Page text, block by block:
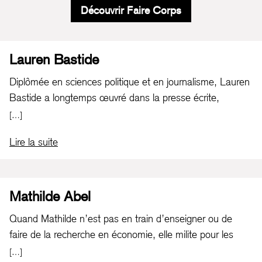
Découvrir Faire Corps
Lauren Bastide
Diplômée en sciences politique et en journalisme, Lauren
Bastide a longtemps œuvré dans la presse écrite,
notamment au magazine ELLE, pendant dix ans, en tant
La Poudre, téléchargé plus d’un million de fois lors de sa
Poudre comme un antidote à la sous-représentation des
[…]
Lire la suite
Mathilde Abel
Quand Mathilde n’est pas en train d’enseigner ou de
faire de la recherche en économie, elle milite pour les
droits des personnes intersexes. Après avoir participé au
[…]